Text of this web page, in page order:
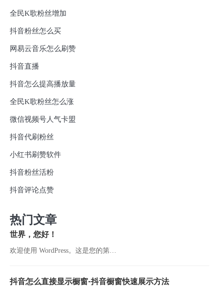
全民K歌粉丝增加
抖音粉丝怎么买
网易云音乐怎么刷赞
抖音直播
抖音怎么提高播放量
全民K歌粉丝怎么涨
微信视频号人气卡盟
抖音代刷粉丝
小红书刷赞软件
抖音粉丝活粉
抖音评论点赞
热门文章
世界，您好！
欢迎使用 WordPress。这是您的第…
抖音怎么直接显示橱窗-抖音橱窗快速展示方法